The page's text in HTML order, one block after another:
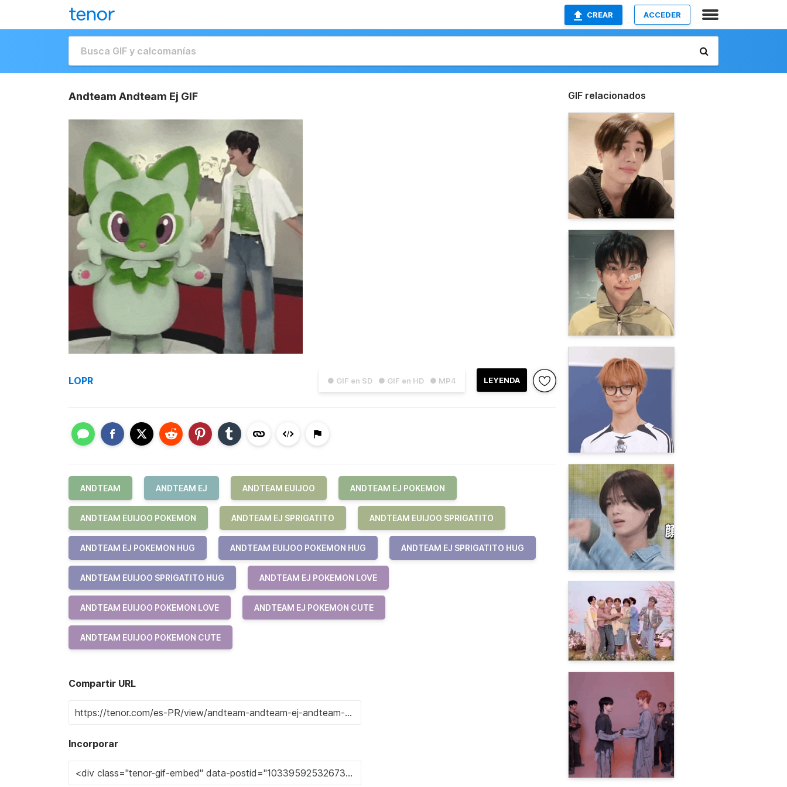
CREAR ACCEDER
Andteam Andteam Ej GIF
● GIF en SD ● GIF en HD ● MP4 LEYENDA
LOPR
ANDTEAM ANDTEAM EJ ANDTEAM EUIJOO ANDTEAM EJ POKEMON
ANDTEAM EUIJOO POKEMON ANDTEAM EJ SPRIGATITO ANDTEAM EUIJOO SPRIGATITO
ANDTEAM EJ POKEMON HUG ANDTEAM EUIJOO POKEMON HUG ANDTEAM EJ SPRIGATITO HUG
ANDTEAM EUIJOO SPRIGATITO HUG ANDTEAM EJ POKEMON LOVE
ANDTEAM EUIJOO POKEMON LOVE ANDTEAM EJ POKEMON CUTE
ANDTEAM EUIJOO POKEMON CUTE
Compartir URL
Incorporar
GIF relacionados